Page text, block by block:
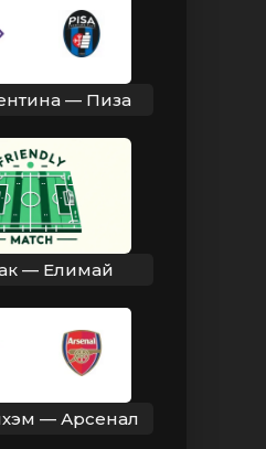
— Пиза
— Елимай
— Арсенал